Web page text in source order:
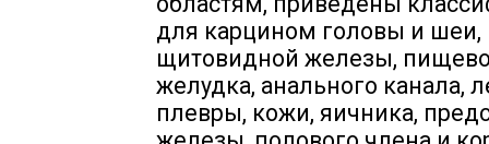
для карцином головы и шеи,
щитовидной железы,
желудка, анального канала,
плевры, кожи, яичника,